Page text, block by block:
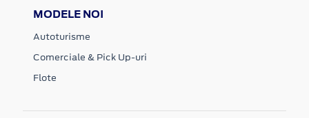
MODELE NOI
Autoturisme
Comerciale & Pick Up-uri
Flote